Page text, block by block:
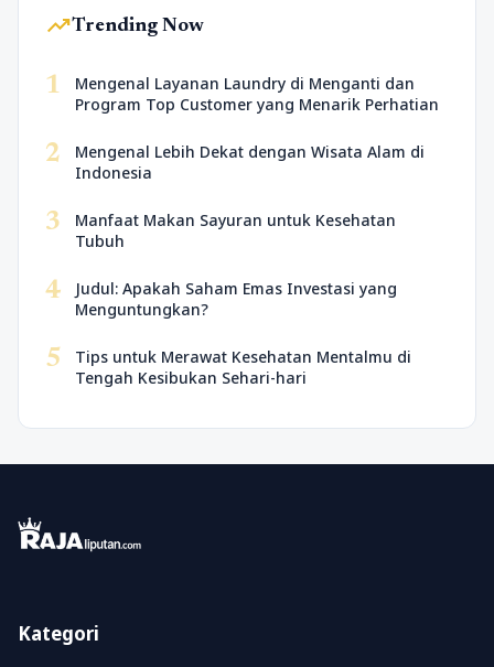
trending_upTrending Now
1
Mengenal Layanan Laundry di Menganti dan
Program Top Customer yang Menarik Perhatian
2
Mengenal Lebih Dekat dengan Wisata Alam di
Indonesia
3
Manfaat Makan Sayuran untuk Kesehatan
Tubuh
4
Judul: Apakah Saham Emas Investasi yang
Menguntungkan?
5
Tips untuk Merawat Kesehatan Mentalmu di
Tengah Kesibukan Sehari-hari
Kategori